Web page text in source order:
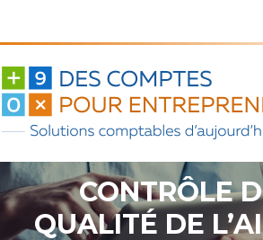
Aller
contenu
CONTRÔLE
QUALITÉ DE